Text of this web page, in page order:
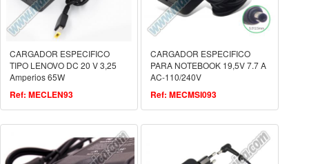
CARGADOR ESPECIFICO
TIPO LENOVO DC 20 V 3,25
Amperios 65W
Ref: MECLEN93
CARGADOR ESPECIFICO
PARA NOTEBOOK 19,5V 7.7 A
AC-110/240V
Ref: MECMSI093